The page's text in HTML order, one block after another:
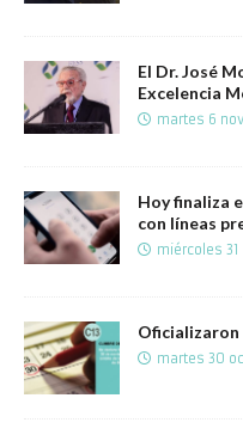
El Dr. José
Excelencia
martes 6
Hoy finaliza
con líneas
miércoles
Oficializaron
martes 30